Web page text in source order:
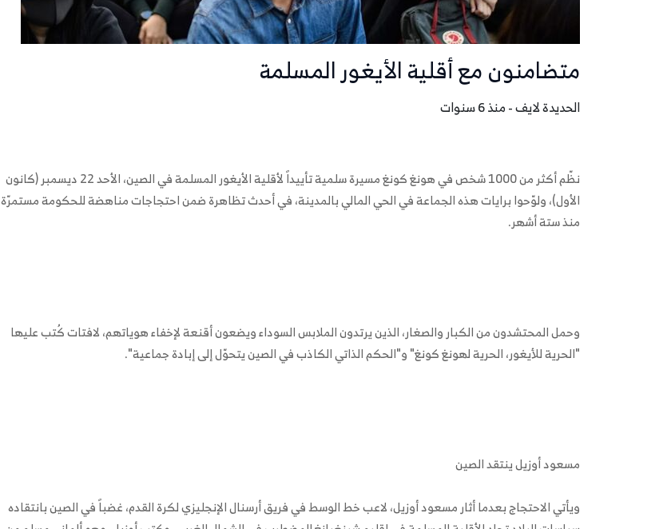
متضامنون مع أقلية الأيغور المسلمة
الحديدة لايف - منذ 6 سنوات
نظّم أكثر من 1000 شخص في هونغ كونغ مسيرة سلمية تأييداً لأقلية الأيغور المسلمة في الصين، الأحد 22 ديسمبر (كانون
الأول)، ولوّحوا برايات هذه الجماعة في الحي المالي بالمدينة، في أحدث تظاهرة ضمن احتجاجات مناهضة للحكومة مستمرّة
منذ ستة أشهر.
وحمل المحتشدون من الكبار والصغار، الذين يرتدون الملابس السوداء ويضعون أقنعة لإخفاء هوياتهم، لافتات كُتب عليها
"الحرية للأيغور، الحرية لهونغ كونغ" و"الحكم الذاتي الكاذب في الصين يتحوّل إلى إبادة جماعية".
مسعود أوزيل ينتقد الصين
ويأتي الاحتجاج بعدما أثار مسعود أوزيل، لاعب خط الوسط في فريق أرسنال الإنجليزي لكرة القدم، غضباً في الصين بانتقاده